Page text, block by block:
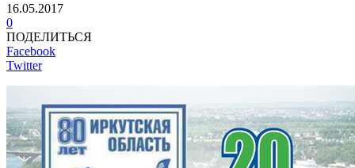
16.05.2017
0
ПОДЕЛИТЬСЯ
Facebook
Twitter